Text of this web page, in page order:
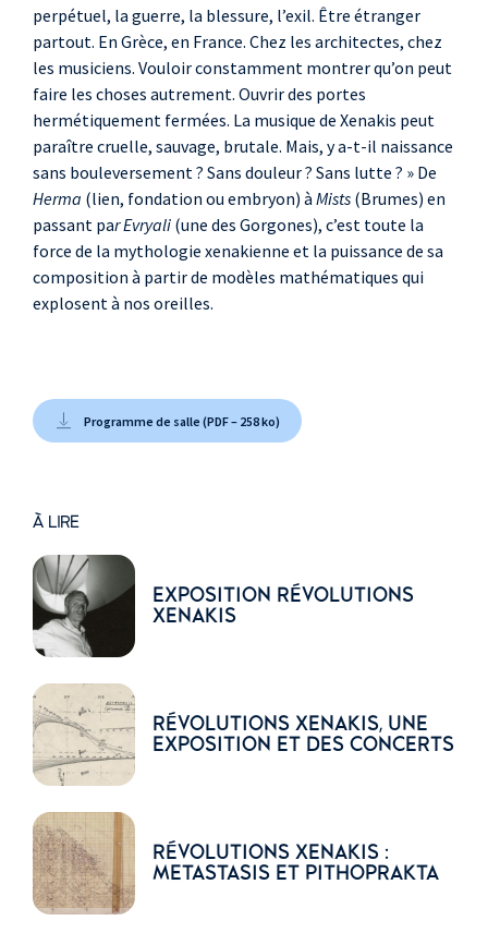
perpétuel, la guerre, la blessure, l’exil. Être étranger
partout. En Grèce, en France. Chez les architectes, chez
les musiciens. Vouloir constamment montrer qu’on peut
faire les choses autrement. Ouvrir des portes
hermétiquement fermées. La musique de Xenakis peut
paraître cruelle, sauvage, brutale. Mais, y a-t-il naissance
sans bouleversement ? Sans douleur ? Sans lutte ? » De
Herma (lien, fondation ou embryon) à Mists (Brumes) en
passant par Evryali (une des Gorgones), c’est toute la
force de la mythologie xenakienne et la puissance de sa
composition à partir de modèles mathématiques qui
explosent à nos oreilles.
Programme de salle (PDF – 258 ko)
À LIRE
EXPOSITION RÉVOLUTIONS
XENAKIS
RÉVOLUTIONS XENAKIS, UNE
EXPOSITION ET DES CONCERTS
RÉVOLUTIONS XENAKIS :
METASTASIS ET PITHOPRAKTA